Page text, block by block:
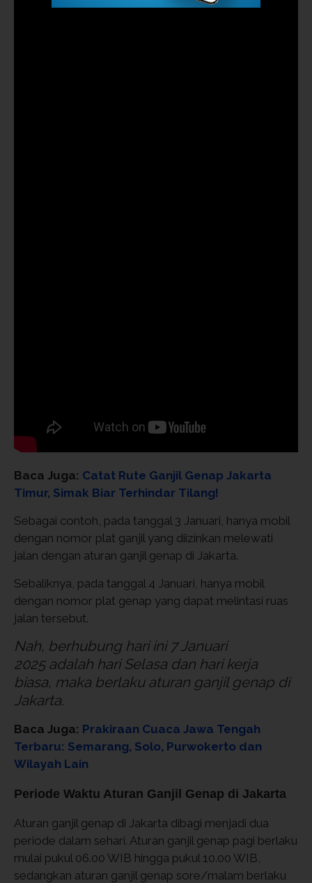
Baca Juga: Catat Rute Ganjil Genap Jakarta
Timur, Simak Biar Terhindar Tilang!
Sebagai contoh, pada tanggal 3 Januari, hanya mobil
dengan nomor plat ganjil yang diizinkan melewati
jalan dengan aturan ganjil genap di Jakarta.
Sebaliknya, pada tanggal 4 Januari, hanya mobil
dengan nomor plat genap yang dapat melintasi ruas
jalan tersebut.
Nah, berhubung hari ini 7 Januari
2025 adalah hari Selasa dan hari kerja
biasa, maka berlaku aturan ganjil genap di
Jakarta.
Baca Juga: Prakiraan Cuaca Jawa Tengah
Terbaru: Semarang, Solo, Purwokerto dan
Wilayah Lain
Periode Waktu Aturan Ganjil Genap di Jakarta
Aturan ganjil genap di Jakarta dibagi menjadi dua
periode dalam sehari. Aturan ganjil genap pagi berlaku
mulai pukul 06.00 WIB hingga pukul 10.00 WIB,
sedangkan aturan ganjil genap sore/malam berlaku